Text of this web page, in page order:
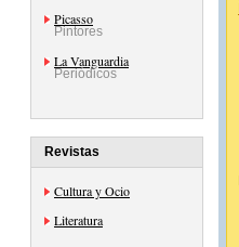
Picasso
Pintores
La Vanguardia
Periódicos
Revistas
Cultura y Ocio
Literatura